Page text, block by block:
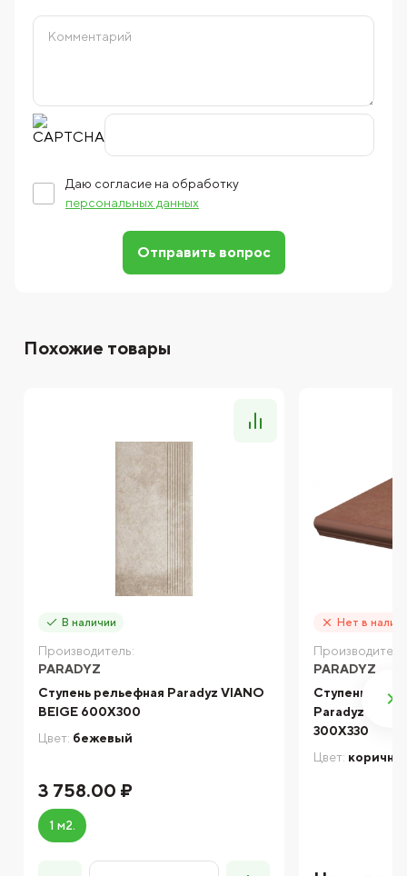
Даю согласие на обработку
персональных данных
Отправить вопрос
Похожие товары
В наличии
Производитель:
PARADYZ
Ступень рельефная Paradyz VIANO
BEIGE 600X300
Цвет: бежевый
3 758.00 ₽
1 м2.
Нет в
PARADYZ
Ступень с
Paradyz
300X330
Цвет: